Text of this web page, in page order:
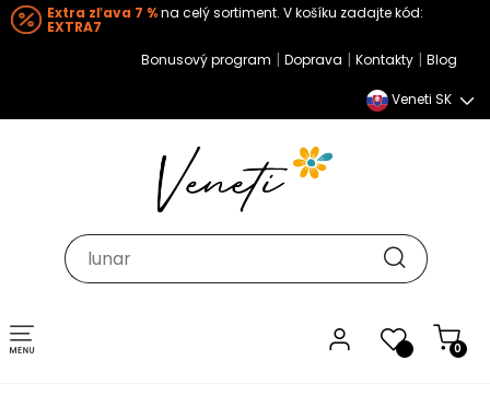
Extra zľava 7 %na celý sortiment. V košíku zadajte kód:
EXTRA7
Bonusový program | Doprava | Kontakty | Blog
Veneti SK
0
Toggle navigation